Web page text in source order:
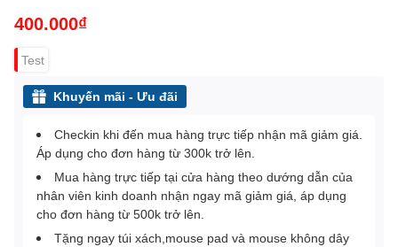
400.000₫
Test
Khuyến mãi - Ưu đãi
Checkin khi đến mua hàng trực tiếp nhận mã giảm giá.
Áp dụng cho đơn hàng từ 300k trở lên.
Mua hàng trực tiếp tại cửa hàng theo dướng dẫn của
nhân viên kinh doanh nhận ngay mã giảm giá, áp dụng
cho đơn hàng từ 500k trở lên.
Tặng ngay túi xách,mouse pad và mouse không dây